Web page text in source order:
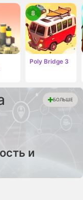
Poly Bridge 3
8
БОЛЬШЕ
и